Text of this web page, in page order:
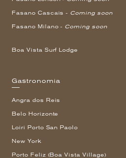
Fasano Cascais - Coming soon
Fasano Milano - Coming soon
Boa Vista Surf Lodge
Gastronomia
Angra dos Reis
Belo Horizonte
Loiri Porto San Paolo
New York
Porto Feliz (Boa Vista Village)